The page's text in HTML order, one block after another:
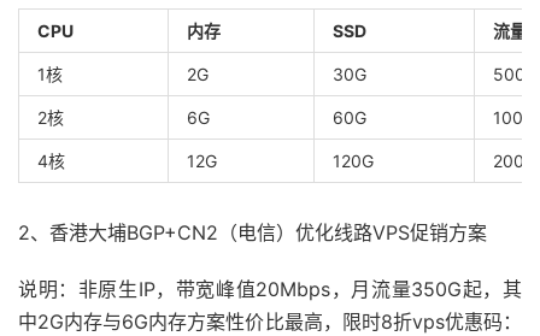
CPU 内存 SSD 流量
1核 2G 30G 500G
2核 6G 60G
4核 12G 120G
2、香港大埔BGP+CN2（电信）优化线路VPS促销方案
说明：非原生IP，带宽峰值20Mbps，月流量350G起，其
中2G内存与6G内存方案性价比最高，限时8折vps优惠码：